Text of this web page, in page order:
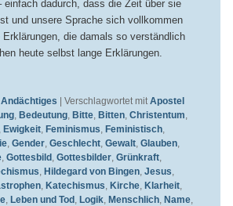
einfach dadurch, dass die Zeit über sie
und unsere Sprache sich vollkommen
die damals so verständlich
heute selbst lange Erklärungen.
Andächtiges | Verschlagwortet mit Apostel
, Bedeutung, Bitte, Bitten, Christentum
Ewigkeit, Feminismus Feministisch,
, Gender, Geschlecht, Gewalt, Glauben,
, Gottesbild, Gottesbilder, Grünkraft,
Hildegard von Bingen, Jesus
, Katechismus Kirche, Klarheit,
, Leben und Tod, Logik, Menschlich, Name,